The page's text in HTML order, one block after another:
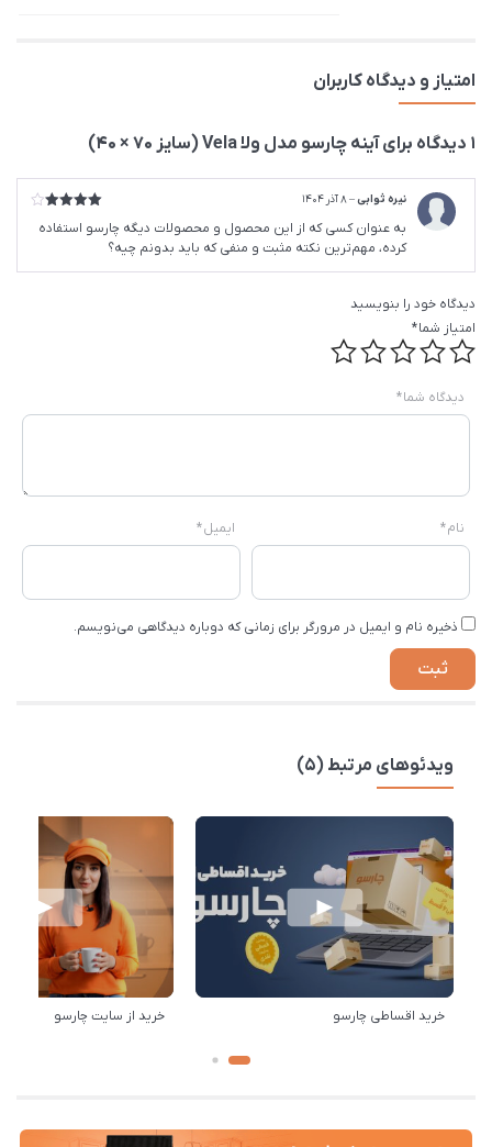
امتیاز و دیدگاه کاربران
1 دیدگاه برای آینه چارسو مدل ولا Vela (سایز 70 × 40)
از 5
نیره ثوابی–8 آذر 1404
به عنوان کسی که از این محصول و محصولات دیگه چارسو استفاده
کرده، مهم‌ترین نکته مثبت و منفی که باید بدونم چیه؟
دیدگاه خود را بنویسید
امتیاز شما*
دیدگاه شما*
نام* ایمیل*
ذخیره نام و ایمیل در مرورگر برای زمانی که دوباره دیدگاهی می‌نویسم.
ویدئوهای مرتبط (5)
خرید اقساطی چارسو خرید از سایت چارسو